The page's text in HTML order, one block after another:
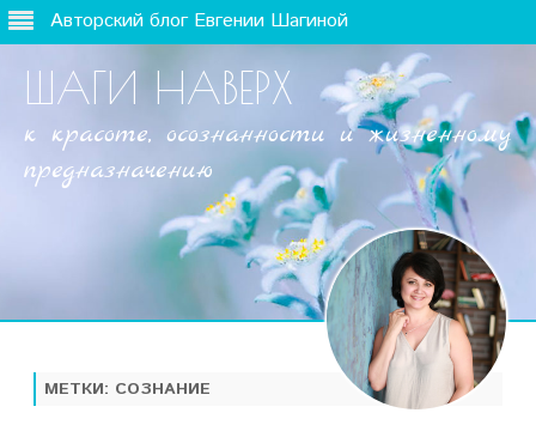
Авторский блог Евгении Шагиной
ШАГИ НАВЕРХ
к красоте, осознанности и жизненному
предназначению
МЕТКИ: СОЗНАНИЕ